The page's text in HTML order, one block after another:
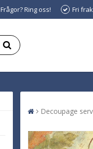
Frågor? Ring oss! Fri
Decoupage